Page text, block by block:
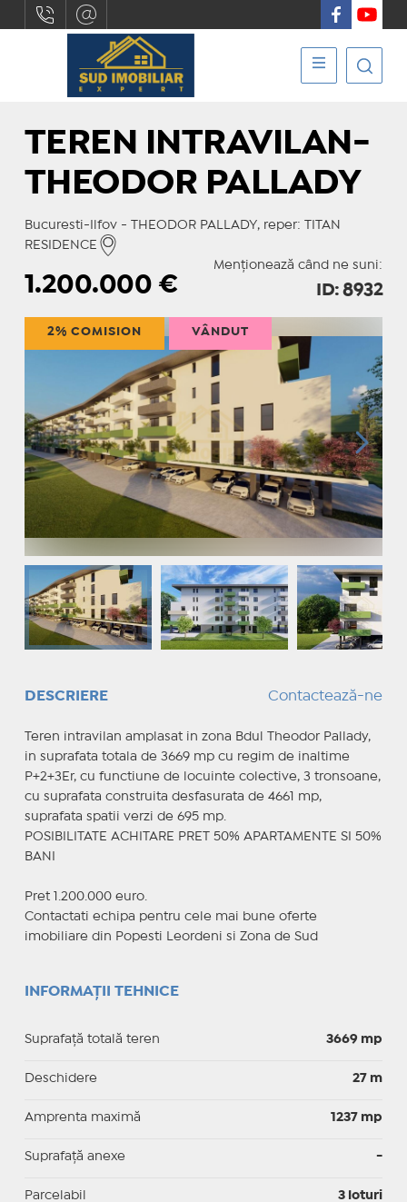
TEREN INTRAVILAN-
THEODOR PALLADY
Bucuresti-Ilfov - THEODOR PALLADY, reper: TITAN
RESIDENCE
Menționează când ne suni:
1.200.000 € ID: 8932
2% COMISION VÂNDUT
DESCRIERE Contactează-ne
Teren intravilan amplasat in zona Bdul Theodor Pallady,
in suprafata totala de 3669 mp cu regim de inaltime
P+2+3Er, cu functiune de locuinte colective, 3 tronsoane,
cu suprafata construita desfasurata de 4661 mp,
suprafata spatii verzi de 695 mp.
POSIBILITATE ACHITARE PRET 50% APARTAMENTE SI 50%
BANI
Pret 1.200.000 euro.
Contactati echipa pentru cele mai bune oferte
imobiliare din Popesti Leordeni si Zona de Sud
INFORMAȚII TEHNICE
Suprafață totală teren 3669 mp
Deschidere 27 m
Amprenta maximă 1237 mp
Suprafață anexe -
Parcelabil 3 loturi